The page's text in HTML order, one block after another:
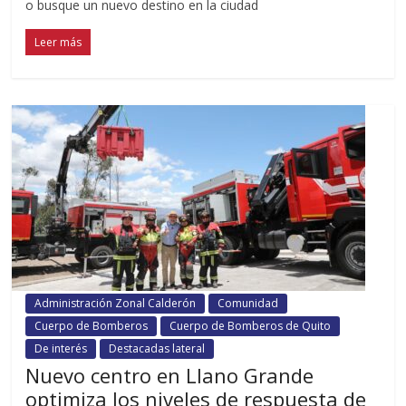
o busque un nuevo destino en la ciudad
Leer más
Administración Zonal Calderón
Comunidad
Cuerpo de Bomberos
Cuerpo de Bomberos de Quito
De interés
Destacadas lateral
Nuevo centro en Llano Grande
optimiza los niveles de respuesta de